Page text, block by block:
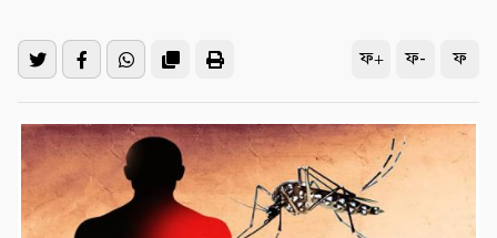
ফ+ ফ- ফ